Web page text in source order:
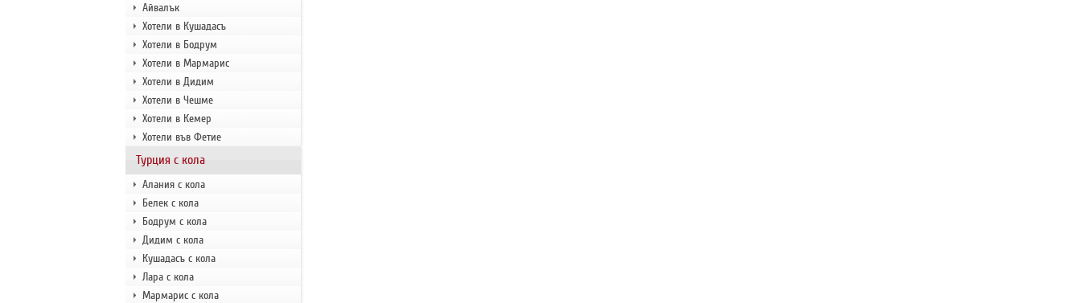
Айвалък
Хотели в Кушадасъ
Хотели в Бодрум
Хотели в Мармарис
Хотели в Дидим
Хотели в Чешме
Хотели в Кемер
Хотели във Фетие
Турция с кола
Алания с кола
Белек с кола
Бодрум с кола
Дидим с кола
Кушадасъ с кола
Лара с кола
Мармарис с кола